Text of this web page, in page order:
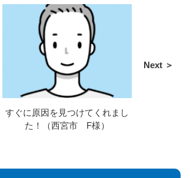
Next ＞
すぐに原因を見つけてくれまし
た！（西宮市 F様）